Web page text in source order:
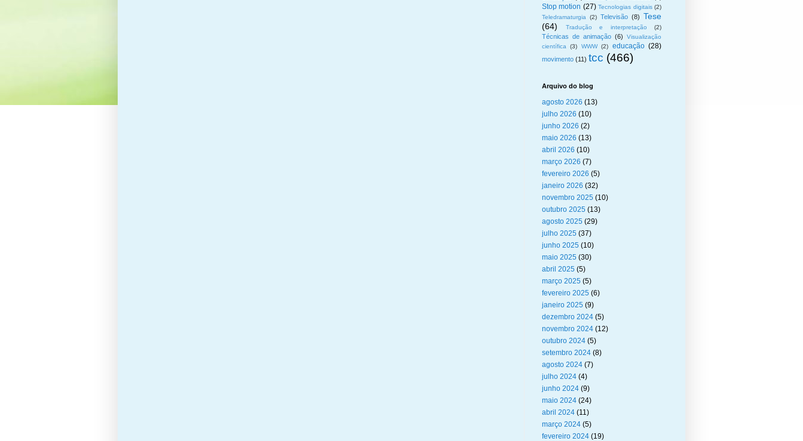
Stop motion (27) Tecnologias digitais (2)
Teledramaturgia
(2) Televisão (8) Tese
(64)
Tradução e interpretação (2)
Técnicas de animação (6)
Visualização
científica
(3) WWW (2) educação (28)
movimento (11) tcc (466)
Arquivo do blog
agosto 2026 (13)
julho 2026 (10)
junho 2026 (2)
maio 2026 (13)
abril 2026 (10)
março 2026 (7)
fevereiro 2026 (5)
janeiro 2026 (32)
novembro 2025 (10)
outubro 2025 (13)
agosto 2025 (29)
julho 2025 (37)
junho 2025 (10)
maio 2025 (30)
abril 2025 (5)
março 2025 (5)
fevereiro 2025 (6)
janeiro 2025 (9)
dezembro 2024 (5)
novembro 2024 (12)
outubro 2024 (5)
setembro 2024 (8)
agosto 2024 (7)
julho 2024 (4)
junho 2024 (9)
maio 2024 (24)
abril 2024 (11)
março 2024 (5)
fevereiro 2024 (19)